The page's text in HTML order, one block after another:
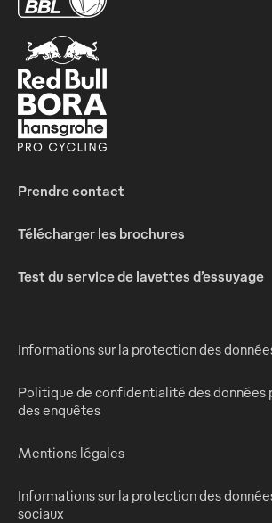
Prendre contact
Télécharger les brochures
Test du service de lavettes d’essuyage
Informations sur la protection des
Politique de confidentialité des données
des enquêtes
Mentions légales
Informations sur la protection des
sociaux